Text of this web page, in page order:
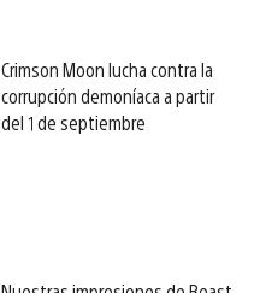
Crimson Moon lucha contra la
corrupción demoníaca a partir
del 1 de septiembre